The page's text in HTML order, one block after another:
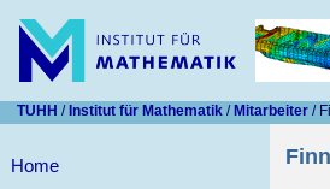
TUHH / Institut für Mathematik/ Mitarbeiter/
Home